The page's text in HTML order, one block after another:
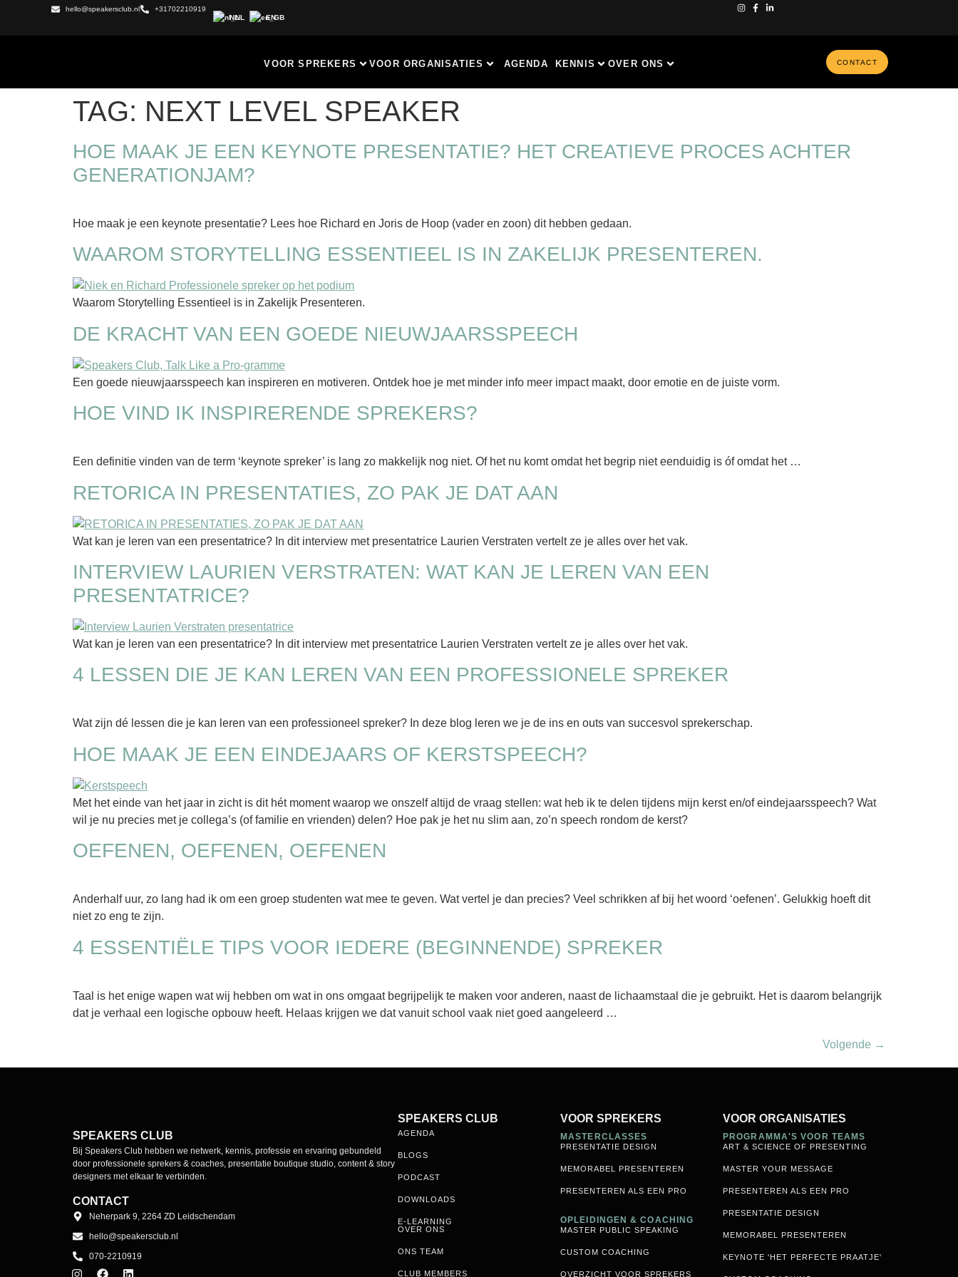
hello@speakersclub.nl
+31702210919
NL
EN
VOOR SPREKERS VOOR ORGANISATIES AGENDA KENNIS OVER ONS CONTACT
TAG: NEXT LEVEL SPEAKER
HOE MAAK JE EEN KEYNOTE PRESENTATIE? HET CREATIEVE PROCES ACHTER
GENERATIONJAM?
Hoe maak je een keynote presentatie? Lees hoe Richard en Joris de Hoop (vader en zoon) dit hebben gedaan.
WAAROM STORYTELLING ESSENTIEEL IS IN ZAKELIJK PRESENTEREN.
Waarom Storytelling Essentieel is in Zakelijk Presenteren.
DE KRACHT VAN EEN GOEDE NIEUWJAARSSPEECH
Een goede nieuwjaarsspeech kan inspireren en motiveren. Ontdek hoe je met minder info meer impact maakt, door emotie en de juiste vorm.
HOE VIND IK INSPIRERENDE SPREKERS?
Een definitie vinden van de term ‘keynote spreker’ is lang zo makkelijk nog niet. Of het nu komt omdat het begrip niet eenduidig is óf omdat het …
RETORICA IN PRESENTATIES, ZO PAK JE DAT AAN
Wat kan je leren van een presentatrice? In dit interview met presentatrice Laurien Verstraten vertelt ze je alles over het vak.
INTERVIEW LAURIEN VERSTRATEN: WAT KAN JE LEREN VAN EEN
PRESENTATRICE?
Wat kan je leren van een presentatrice? In dit interview met presentatrice Laurien Verstraten vertelt ze je alles over het vak.
4 LESSEN DIE JE KAN LEREN VAN EEN PROFESSIONELE SPREKER
Wat zijn dé lessen die je kan leren van een professioneel spreker? In deze blog leren we je de ins en outs van succesvol sprekerschap.
HOE MAAK JE EEN EINDEJAARS OF KERSTSPEECH?
Met het einde van het jaar in zicht is dit hét moment waarop we onszelf altijd de vraag stellen: wat heb ik te delen tijdens mijn kerst en/of eindejaarsspeech? Wat
wil je nu precies met je collega’s (of familie en vrienden) delen? Hoe pak je het nu slim aan, zo’n speech rondom de kerst?
OEFENEN, OEFENEN, OEFENEN
Anderhalf uur, zo lang had ik om een groep studenten wat mee te geven. Wat vertel je dan precies? Veel schrikken af bij het woord ‘oefenen’. Gelukkig hoeft dit
niet zo eng te zijn.
4 ESSENTIËLE TIPS VOOR IEDERE (BEGINNENDE) SPREKER
Taal is het enige wapen wat wij hebben om wat in ons omgaat begrijpelijk te maken voor anderen, naast de lichaamstaal die je gebruikt. Het is daarom belangrijk
dat je verhaal een logische opbouw heeft. Helaas krijgen we dat vanuit school vaak niet goed aangeleerd …
Volgende →
SPEAKERS CLUB
Bij Speakers Club hebben we netwerk, kennis, professie en ervaring gebundeld
door professionele sprekers & coaches, presentatie boutique studio, content & story
designers met elkaar te verbinden.
CONTACT
Neherpark 9, 2264 ZD Leidschendam
hello@speakersclub.nl
070-2210919
SPEAKERS CLUB
AGENDA
BLOGS
PODCAST
DOWNLOADS
E-LEARNING
OVER ONS
ONS TEAM
CLUB MEMBERS
VOOR SPREKERS
MASTERCLASSES
PRESENTATIE DESIGN
MEMORABEL PRESENTEREN
PRESENTEREN ALS EEN PRO
OPLEIDINGEN & COACHING
MASTER PUBLIC SPEAKING
CUSTOM COACHING
OVERZICHT VOOR SPREKERS
VOOR ORGANISATIES
PROGRAMMA'S VOOR TEAMS
ART & SCIENCE OF PRESENTING
MASTER YOUR MESSAGE
PRESENTEREN ALS EEN PRO
PRESENTATIE DESIGN
MEMORABEL PRESENTEREN
KEYNOTE 'HET PERFECTE PRAATJE'